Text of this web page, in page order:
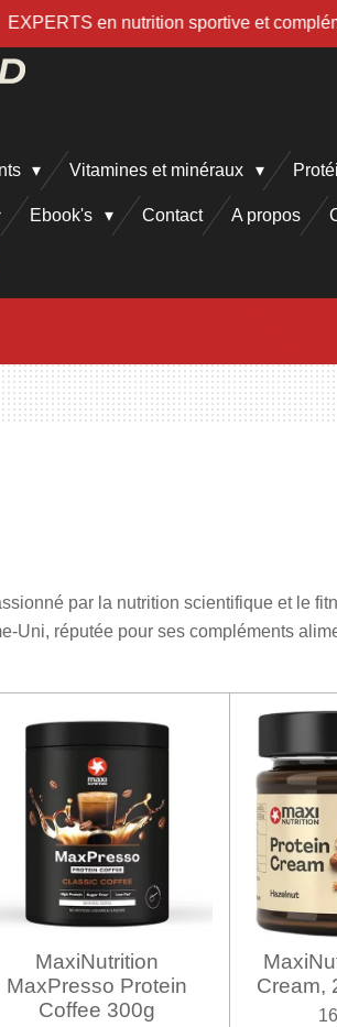
EXPERTS en nutrition sportive et
Vitamines et minéraux
Ebook's Contact A propos
par la nutrition scientifique et le
Uni, réputée pour ses compléments
MaxiNutrition
MaxPresso Protein
Coffee 300g
Cream,